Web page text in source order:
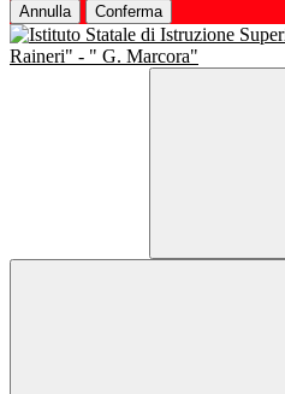
Annulla Conferma